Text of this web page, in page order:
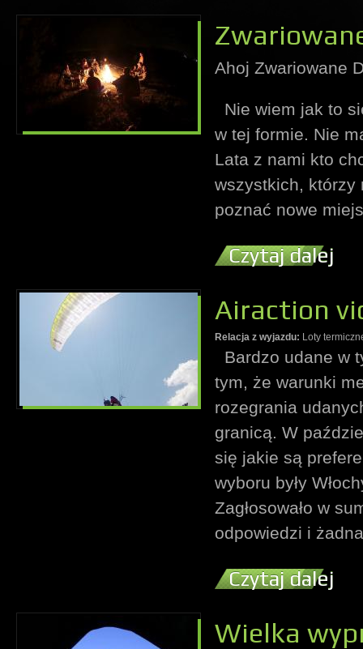
Ahoj Zwariowane
Nie wiem jak to
w tej formie. Nie
Lata z nami kto
wszystkich, którzy
poznać nowe
Czytaj dalej
Airaction
Relacja z wyjazdu: Loty
Bardzo udane w
tym, że warunki
rozegrania
granicą. W
się jakie są
wyboru były
Zagłosowało w
odpowiedzi i
Czytaj dalej
Wielka